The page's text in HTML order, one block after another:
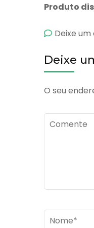
Produto
Deixe
Deixe
O seu
Comente
Name*